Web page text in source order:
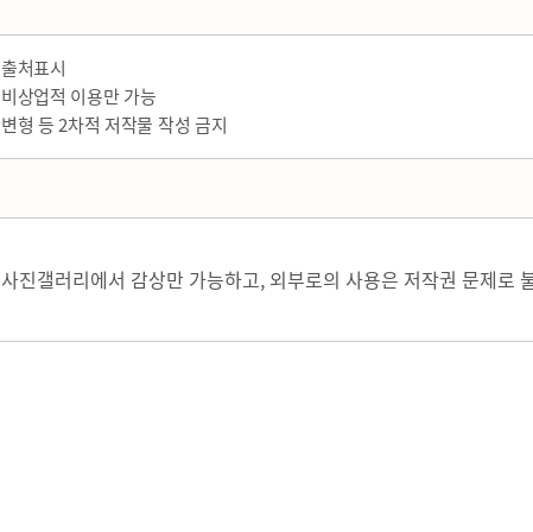
출처표시
비상업적 이용만 가능
변형 등 2차적 저작물 작성 금지
사진갤러리에서 감상만 가능하고, 외부로의 사용은 저작권 문제로